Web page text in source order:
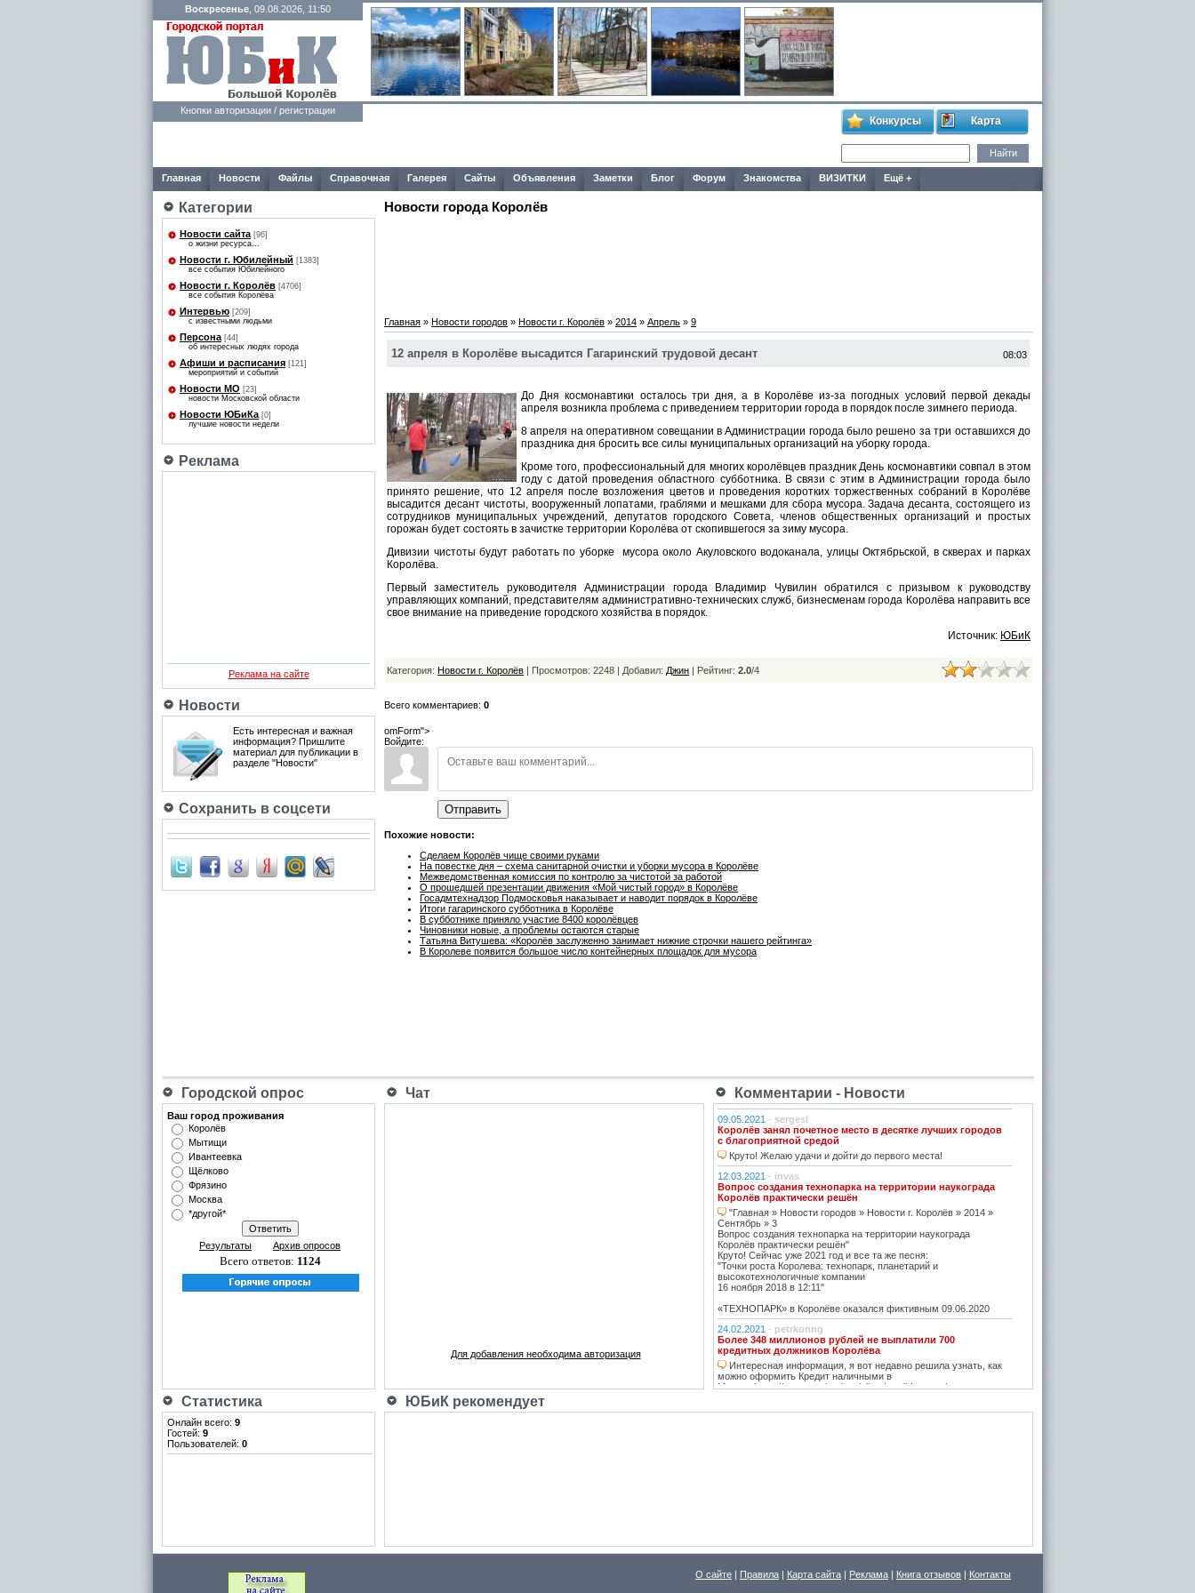
Воскресенье , 09.08.2026, 11:50
Кнопки авторизации / регистрации
Конкурсы Карта
Главная Новости Файлы Справочная Галерея Сайты Объявления Заметки Блог Форум Знакомства ВИЗИТКИ Ещё +
Категории
Новости сайта [96]
о жизни ресурса...
Новости г. Юбилейный [1383]
все события Юбилейного
Новости г. Королёв [4706]
все события Королёва
Интервью [209]
с известными людьми
Персона [44]
об интересных людях города
Афиши и расписания [121]
мероприятий и событий
Новости МО [23]
новости Московской области
Новости ЮБиКа [0]
лучшие новости недели
Реклама
Реклама на сайте
Новости
Есть интересная и важная
информация? Пришлите
материал для публикации в
разделе "Новости"
Сохранить в соцсети
Новости города Королёв
Главная » Новости городов » Новости г. Королёв » 2014 » Апрель » 9
12 апреля в Королёве высадится Гагаринский трудовой десант 08:03
До Дня космонавтики осталось три дня, а в Королёве из-за погодных условий первой декады
апреля возникла проблема с приведением территории города в порядок после зимнего периода.
8 апреля на оперативном совещании в Администрации города было решено за три оставшихся до
праздника дня бросить все силы муниципальных организаций на уборку города.
Кроме того, профессиональный для многих королёвцев праздник День космонавтики совпал в этом
году с датой проведения областного субботника. В связи с этим в Администрации города было
принято решение, что 12 апреля после возложения цветов и проведения коротких торжественных собраний в Королёве
высадится десант чистоты, вооруженный лопатами, граблями и мешками для сбора мусора. Задача десанта, состоящего из
сотрудников муниципальных учреждений, депутатов городского Совета, членов общественных организаций и простых
горожан будет состоять в зачистке территории Королёва от скопившегося за зиму мусора.
Дивизии чистоты будут работать по уборке мусора около Акуловского водоканала, улицы Октябрьской, в скверах и парках
Королёва.
Первый заместитель руководителя Администрации города Владимир Чувилин обратился с призывом к руководству
управляющих компаний, представителям административно-технических служб, бизнесменам города Королёва направить все
свое внимание на приведение городского хозяйства в порядок.
Источник: ЮБиК
Категория: Новости г. Королёв | Просмотров: 2248 | Добавил: Джин | Рейтинг: 2.0/4
Всего комментариев: 0
omForm">
Войдите:
Отправить
Похожие новости:
Сделаем Королёв чище своими руками
На повестке дня – схема санитарной очистки и уборки мусора в Королёве
Межведомственная комиссия по контролю за чистотой за работой
О прошедшей презентации движения «Мой чистый город» в Королёве
Госадмтехнадзор Подмосковья наказывает и наводит порядок в Королёве
Итоги гагаринского субботника в Королёве
В субботнике приняло участие 8400 королёвцев
Чиновники новые, а проблемы остаются старые
Татьяна Витушева: «Королёв заслуженно занимает нижние строчки нашего рейтинга»
В Королеве появится большое число контейнерных площадок для мусора
Городской опрос Чат Комментарии - Новости
Ваш город проживания
Королёв
Мытищи
Ивантеевка
Щёлково
Фрязино
Москва
*другой*
Результаты Архив опросов
Всего ответов: 1124
Для добавления необходима авторизация
09.05.2021 - sergesl
Королёв занял почетное место в десятке лучших городов
с благоприятной средой
Круто! Желаю удачи и дойти до первого места!
12.03.2021 - invas
Вопрос создания технопарка на территории наукограда
Королёв практически решён
"Главная » Новости городов » Новости г. Королёв » 2014 »
Сентябрь » 3
Вопрос создания технопарка на территории наукограда
Королёв практически решён"
Круто! Сейчас уже 2021 год и все та же песня:
"Точки роста Королева: технопарк, планетарий и
высокотехнологичные компании
16 ноября 2018 в 12:11"
«ТЕХНОПАРК» в Королёве оказался фиктивным 09.06.2020
24.02.2021 - petrkonng
Более 348 миллионов рублей не выплатили 700
кредитных должников Королёва
Интересная информация, я вот недавно решила узнать, как
можно оформить Кредит наличными в
Москве https://www.vostbank.ru/client/credit/ тут информацию в
В ближайшее время планируется возведение наземного
Статистика ЮБиК рекомендует
Онлайн всего: 9
Гостей: 9
Пользователей: 0
О сайте | Правила | Карта сайта | Реклама | Книга отзывов | Контакты